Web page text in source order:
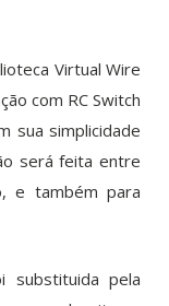
Virtual Wire
com RC Switch
sua simplicidade
será feita entre
e também para
substituida pela